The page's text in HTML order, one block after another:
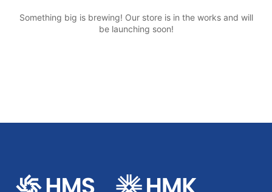
Something big is brewing! Our store is in the works and will
be launching soon!